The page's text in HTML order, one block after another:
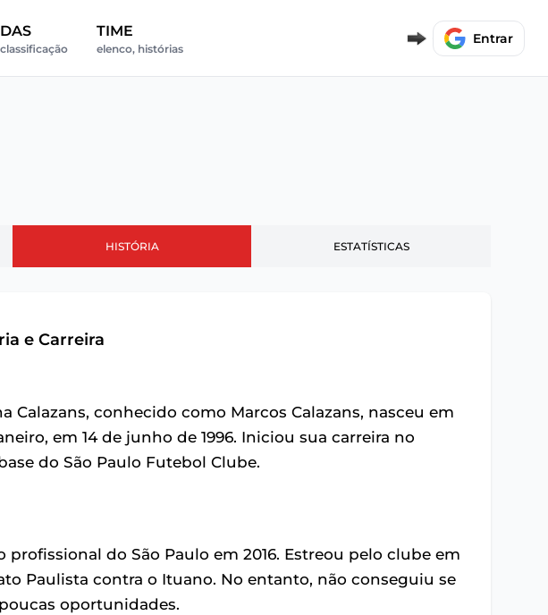
TIME
elenco, histórias
Entrar
HISTÓRIA ESTATÍSTICAS
e Carreira
Calazans, conhecido como Marcos Calazans, nasceu em
em 14 de junho de 1996. Iniciou sua carreira no
do São Paulo Futebol Clube.
profissional do São Paulo em 2016. Estreou pelo clube em
Paulista contra o Ituano. No entanto, não conseguiu se
oportunidades.